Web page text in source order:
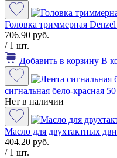
Головка триммерная
706.90 руб.
/ 1 шт.
Добавить в корзину В
сигнальная бело-красная
Нет в наличии
Масло для двухтактных
404.20 руб.
/ 1 шт.